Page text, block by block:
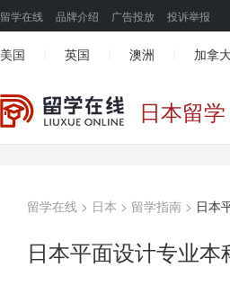
留学在线 品牌介绍 广告投放 投诉举报
美国 英国 澳洲 加拿
日本留学
留学在线 > 日本 > 留学指南 > 日本
日本平面设计专业